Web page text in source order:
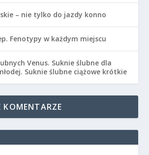
– nie tylko do jazdy konno
Fenotypy w każdym miejscu
Venus. Suknie ślubne dla
Suknie ślubne ciążowe krótkie
KOMENTARZE